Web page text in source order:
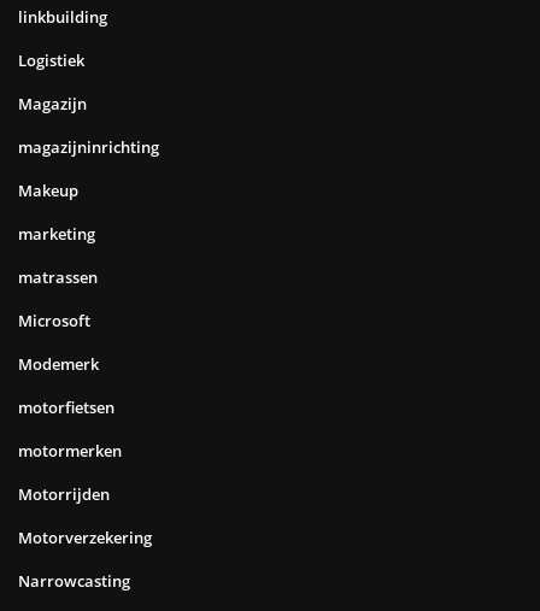
linkbuilding
Logistiek
Magazijn
magazijninrichting
Makeup
marketing
matrassen
Microsoft
Modemerk
motorfietsen
motormerken
Motorrijden
Motorverzekering
Narrowcasting